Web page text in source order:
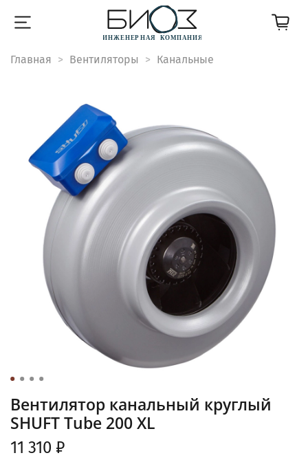
Главная Вентиляторы Канальные
Вентилятор канальный круглый
SHUFT Tube 200 XL
11 310 ₽